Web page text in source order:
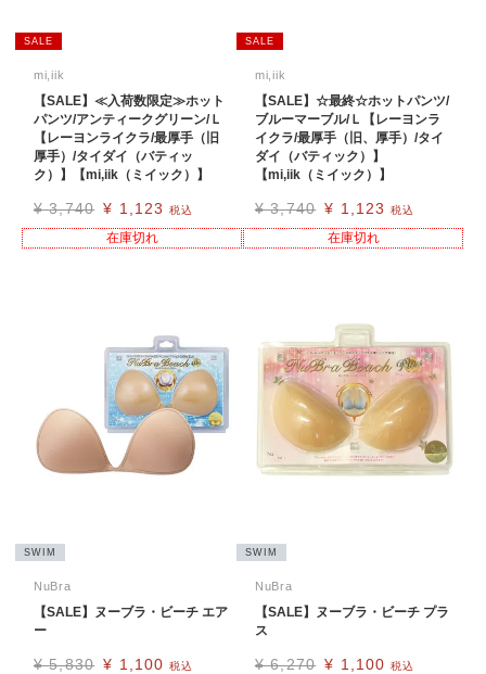
SALE
mi,iik
【SALE】≪入荷数限定≫ホット
パンツ/アンティークグリーン/Ｌ
【レーヨンライクラ/最厚手（旧
厚手）/タイダイ（バティッ
ク）】【mi,iik（ミイック）】
¥ 3,740 ¥ 1,123 税込
在庫切れ
SALE
mi,iik
【SALE】☆最終☆ホットパンツ/
ブルーマーブル/Ｌ【レーヨンラ
イクラ/最厚手（旧、厚手）/タイ
ダイ（バティック）】
【mi,iik（ミイック）】
¥ 3,740 ¥ 1,123 税込
在庫切れ
SWIM
NuBra
【SALE】ヌーブラ・ビーチ エア
ー
¥ 5,830 ¥ 1,100 税込
SWIM
NuBra
【SALE】ヌーブラ・ビーチ プラ
ス
¥ 6,270 ¥ 1,100 税込